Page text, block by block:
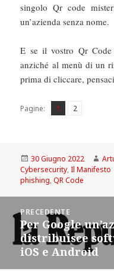
singolo Qr code
un’azienda senza nome.
E se il vostro Qr
anziché al menù di un
prima di cliccare,
Pagine: Pagina
1 ,
Pagina
2
Scritto
il
30 Giugno 2022
Cybersecurity,Il Manifesto
phishing,QR Code
articoliPRECEDENTE
Articolo
precedente:
Per Google
distribuisce
iOS e Android